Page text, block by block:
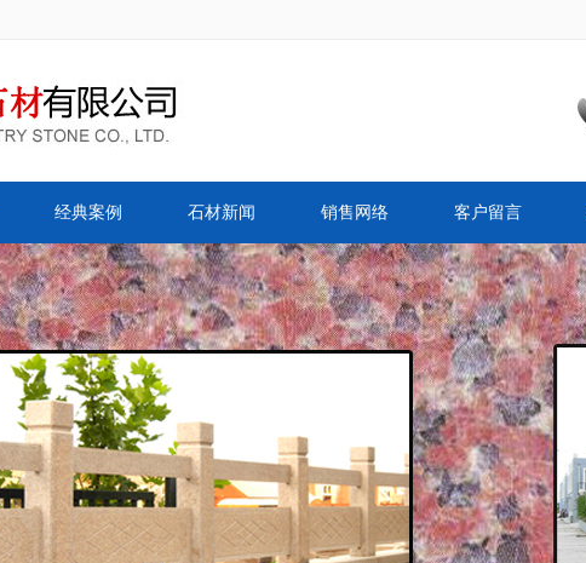
经典案例 石材新闻 销售网络 客户留言